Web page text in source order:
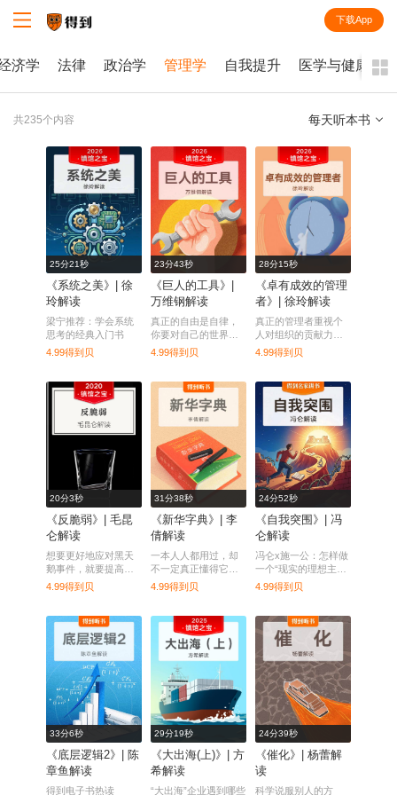
下载App
济学 法律 政治学 管理学 自我提升 医学与健康
共235个内容 每天听本书
全部
课程
每天听本书
25分21秒
《系统之美》| 徐
玲解读
梁宁推荐：学会系统
思考的经典入门书
4.99得到贝
23分43秒
《巨人的工具》|
万维钢解读
真正的自由是自律，
你要对自己的世界拥
有极端所有权。
4.99得到贝
28分15秒
《卓有成效的管理
者》| 徐玲解读
真正的管理者重视个
人对组织的贡献力和
影响力。
4.99得到贝
20分3秒
《反脆弱》| 毛昆
仑解读
想要更好地应对黑天
鹅事件，就要提高自
己的反脆弱性。
4.99得到贝
31分38秒
《新华字典》| 李
倩解读
一本人人都用过，却
不一定真正懂得它价
值的国民工具书。
4.99得到贝
24分52秒
《自我突围》| 冯
仑解读
冯仑x施一公：怎样做
一个“现实的理想主义
者”？
4.99得到贝
33分6秒
《底层逻辑2》| 陈
章鱼解读
得到电子书热读
29分19秒
《大出海(上)》| 方
希解读
“大出海”企业遇到哪些
24分39秒
《催化》| 杨蕾解
读
科学说服别人的方